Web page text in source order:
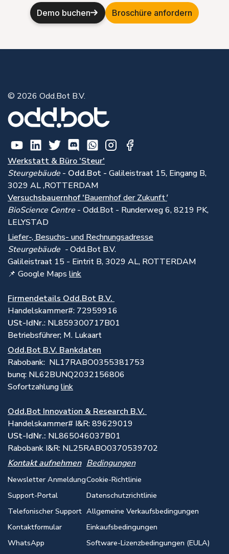
Demo buchen Broschüre anfordern
© 2026 Odd.Bot B.V.
Werkstatt & Büro 'Steur'
Steurgebäude - Odd.Bot - Galileistraat 15, Eingang B,
3029 AL ,ROTTERDAM
Versuchsbauernhof 'Bauernhof der Zukunft'
BioScience Centre - Odd.Bot - Runderweg 6, 8219 PK,
LELYSTAD
Liefer-, Besuchs- und Rechnungsadresse
Steurgebäude -Odd.Bot B.V.
Galileistraat 15 - Eintrit B, 3029 AL, ROTTERDAM
📌 Google Maps link
Firmendetails Odd.Bot B.V.
Handelskammer#: 72959916
USt-IdNr.: NL859300717B01
Betriebsführer; M. Lukaart
Odd.Bot B.V. Bankdaten
Rabobank: NL17RABO0355381753
bunq: NL62BUNQ2032156806
Sofortzahlunglink
Odd.Bot Innovation & Research B.V.
Handelskammer# I&R: 89629019
USt-IdNr.: NL865046037B01
Rabobank I&R: NL25RABO0370539702
Kontakt aufnehmen
Newsletter Anmeldung
Support-Portal
Telefonischer Support
Kontaktformular
WhatsApp
Bedingungen
Cookie-Richtlinie
Datenschutzrichtlinie
Allgemeine Verkaufsbedingungen
Einkaufsbedingungen
Software-Lizenzbedingungen (EULA)